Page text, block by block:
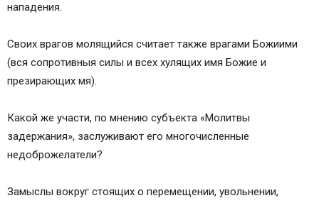
нападения.
Своих врагов молящийся считает также врагами Божиими
(вся сопротивныя силы и всех хулящих имя Божие и
презирающих мя).
Какой же участи, по мнению субъекта «Молитвы
задержания», заслуживают его многочисленные
недоброжелатели?
Замыслы вокруг стоящих о перемещении, увольнении,